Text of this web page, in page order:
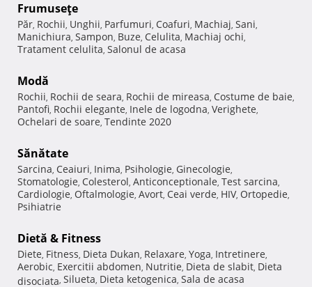
Frumuseţe
Păr, Rochii, Unghii, Parfumuri, Coafuri, Machiaj, Sani,
Manichiura, Sampon, Buze, Celulita, Machiaj ochi,
Tratament celulita, Salonul de acasa
Modă
Rochii, Rochii de seara, Rochii de mireasa, Costume de baie,
Pantofi, Rochii elegante, Inele de logodna, Verighete,
Ochelari de soare, Tendinte 2020
Sănătate
Sarcina, Ceaiuri, Inima, Psihologie, Ginecologie,
Stomatologie, Colesterol, Anticonceptionale, Test sarcina,
Cardiologie, Oftalmologie, Avort, Ceai verde, HIV, Ortopedie,
Psihiatrie
Dietă & Fitness
Diete, Fitness, Dieta Dukan, Relaxare, Yoga, Intretinere,
Aerobic, Exercitii abdomen, Nutritie, Dieta de slabit, Dieta
disociata, Silueta, Dieta ketogenica, Sala de acasa